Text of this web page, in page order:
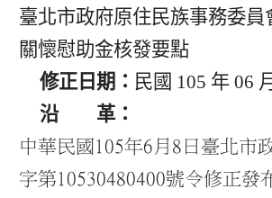
臺北市政府原住民族事務委員
關懷慰助金核發要點
修正日期： 民國 105 年 06
沿 革：
中華民國105年6月8日臺北市
字第10530480400號令修正發